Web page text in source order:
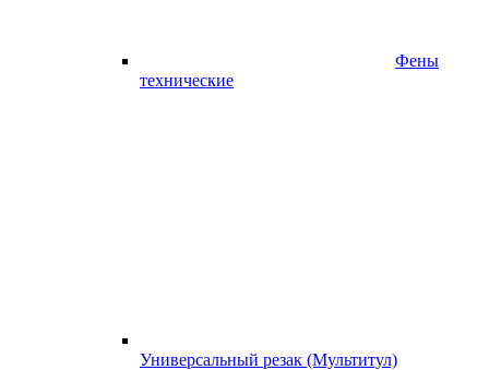
Фены
технические
Универсальный резак (Мультитул)